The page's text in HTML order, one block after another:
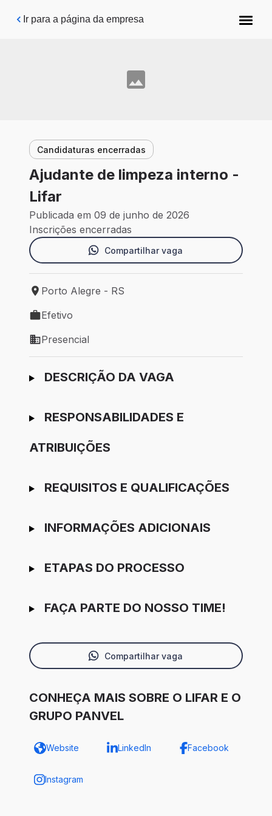
Pular para o conteúdo principal
Ir para a página da empresa
Candidaturas encerradas
Ajudante de limpeza interno -
Lifar
Publicada em 09 de junho de 2026
Inscrições encerradas
Compartilhar vaga
Local de trabalho: Porto Alegre - RS
Porto Alegre - RS
Tipo de vaga: Efetivo
Efetivo
Modelo de trabalho: Presencial
Presencial
Ir para candidatura
DESCRIÇÃO DA VAGA
RESPONSABILIDADES E
ATRIBUIÇÕES
REQUISITOS E QUALIFICAÇÕES
INFORMAÇÕES ADICIONAIS
ETAPAS DO PROCESSO
FAÇA PARTE DO NOSSO TIME!
Compartilhar vaga
CONHEÇA MAIS SOBRE O LIFAR E O
GRUPO PANVEL
Website LinkedIn Facebook
Instagram